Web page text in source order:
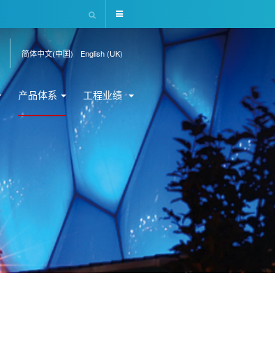
English (UK)
简体中文(中国)
产品体系 工程业绩